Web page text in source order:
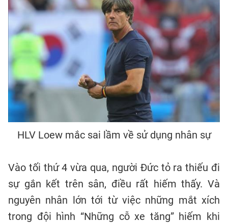
HLV Loew mắc sai lầm về sử dụng nhân sự
Vào tối thứ 4 vừa qua, người Đức tỏ ra thiếu đi
sự gắn kết trên sân, điều rất hiếm thấy. Và
nguyên nhân lớn tới từ việc những mắt xích
trong đội hình “Những cỗ xe tăng” hiếm khi